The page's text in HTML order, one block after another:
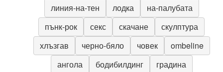
линия-на-тен
лодка
на-палубата
пънк-рок
секс скачане
скулптура
хлъзгав
черно-бяло човек
ombeline
ангола
бодибилдинг
градина